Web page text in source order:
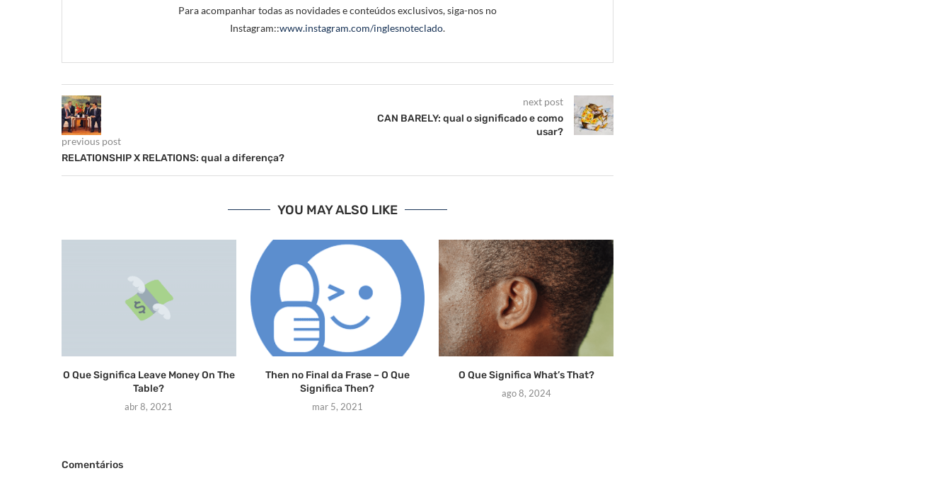
Para acompanhar todas as novidades e conteúdos exclusivos, siga-nos no
Instagram::www.instagram.com/inglesnoteclado.
previous post
RELATIONSHIP X RELATIONS: qual a diferença?
next post
CAN BARELY: qual o significado e como
usar?
YOU MAY ALSO LIKE
O Que Significa Leave Money On The
Table?
abr 8, 2021
Then no Final da Frase – O Que
Significa Then?
mar 5, 2021
O Que Significa What’s That?
ago 8, 2024
Comentários